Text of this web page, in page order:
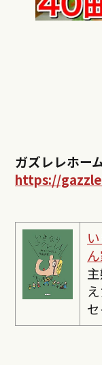
ガズレレホー
https://
セ